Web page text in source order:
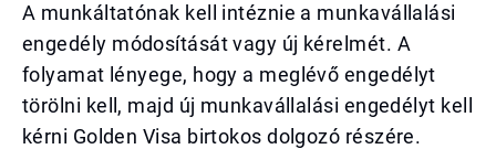
A munkáltatónak kell intéznie a munkavállalási
engedély módosítását vagy új kérelmét. A
folyamat lényege, hogy a meglévő engedélyt
törölni kell, majd új munkavállalási engedélyt kell
kérni Golden Visa birtokos dolgozó részére.